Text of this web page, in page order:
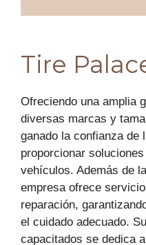
Tire
Ofreciendo una amplia
diversas marcas y
ganado la confianza de
proporcionar
vehículos. Además de
empresa ofrece
reparación,
el cuidado adecuado.
capacitados se dedica